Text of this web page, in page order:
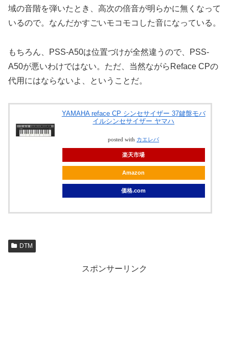
域の音階を弾いたとき、高次の倍音が明らかに無くなって
いるので。なんだかすごいモコモコした音になっている。
もちろん、PSS-A50は位置づけが全然違うので、PSS-
A50が悪いわけではない。ただ、当然ながらReface CPの
代用にはならないよ、ということだ。
YAMAHA reface CP シンセサイザー 37鍵盤モバ
イルシンセサイザー ヤマハ
posted with カエレバ
楽天市場
Amazon
価格.com
DTM
スポンサーリンク